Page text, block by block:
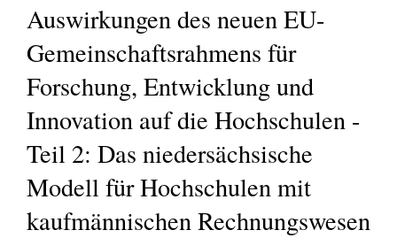
Auswirkungen des neuen EU-
Gemeinschaftsrahmens für
Forschung, Entwicklung und
Innovation auf die Hochschulen -
Teil 2: Das niedersächsische
Modell für Hochschulen mit
kaufmännischen Rechnungswesen